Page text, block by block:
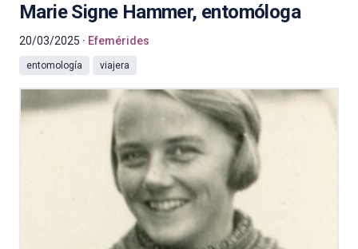
Marie Signe Hammer, entomóloga
20/03/2025 Efemérides
entomología viajera